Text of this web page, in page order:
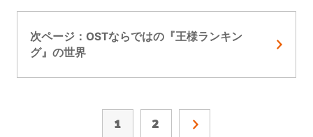
次ページ：OSTならではの『王様ランキン
グ』の世界
1 2